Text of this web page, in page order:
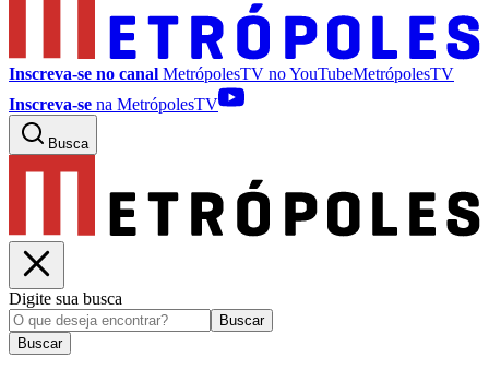
Inscreva-se no canal MetrópolesTV noYouTubeMetrópolesTV
Inscreva-se na MetrópolesTV
Busca
Digite sua busca
Buscar
Buscar